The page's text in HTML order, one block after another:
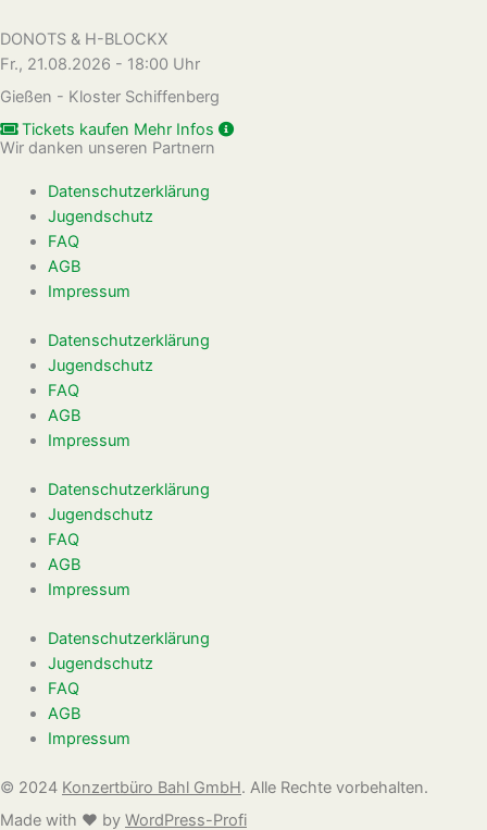
DONOTS & H-BLOCKX
Fr., 21.08.2026 - 18:00 Uhr
Gießen - Kloster Schiffenberg
Tickets kaufen Mehr Infos
Wir danken unseren Partnern
Datenschutzerklärung
Jugendschutz
FAQ
AGB
Impressum
Datenschutzerklärung
Jugendschutz
FAQ
AGB
Impressum
Datenschutzerklärung
Jugendschutz
FAQ
AGB
Impressum
Datenschutzerklärung
Jugendschutz
FAQ
AGB
Impressum
© 2024 Konzertbüro Bahl GmbH. Alle Rechte vorbehalten.
Made with ❤️ by WordPress-Profi